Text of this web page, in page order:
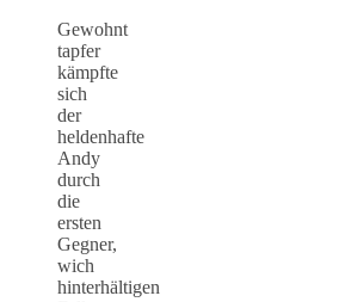
Gewohnt
tapfer
kämpfte
sich
der
heldenhafte
Andy
durch
die
ersten
Gegner,
wich
hinterhältigen